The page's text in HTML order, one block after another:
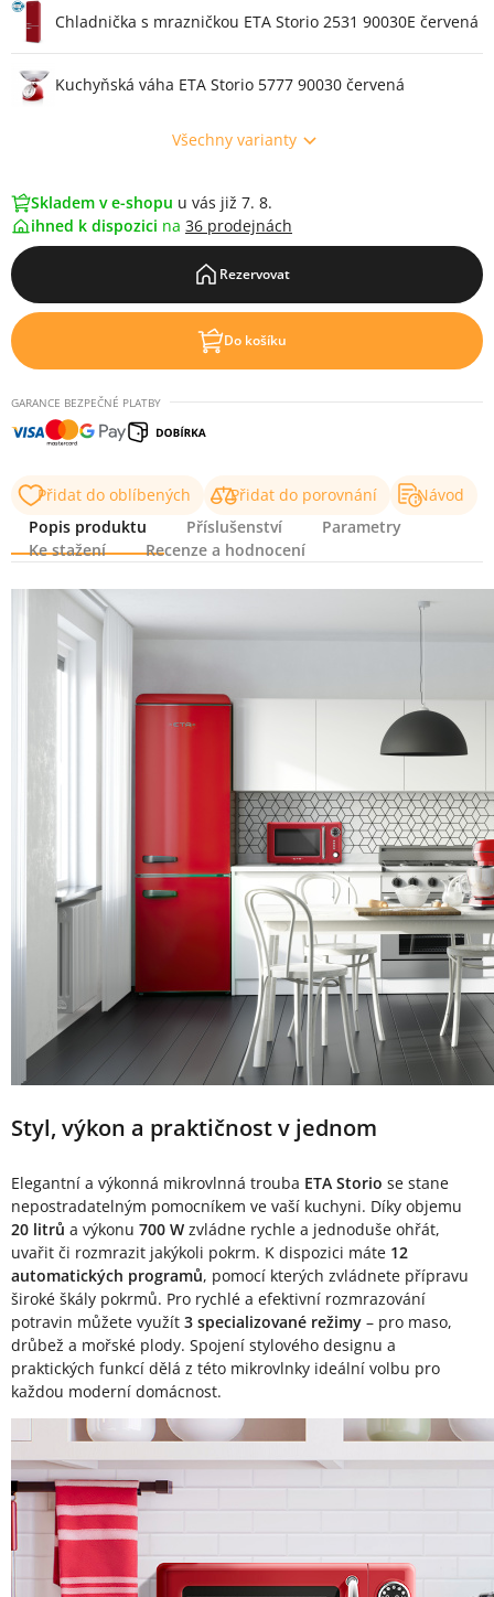
Chladnička s mrazničkou ETA Storio 2531 90030E červená
Kuchyňská váha ETA Storio 5777 90030 červená
Všechny varianty
Skladem v e-shopu u vás již 7. 8.
ihned k dispozici na 36 prodejnách
Rezervovat
Do košíku
GARANCE BEZPEČNÉ PLATBY
Přidat do oblíbených Přidat do porovnání
Návod
Popis produktu
Příslušenství
Parametry
Ke stažení
Recenze a hodnocení
Popis produktu
Styl, výkon a praktičnost v jednom
Elegantní a výkonná mikrovlnná trouba ETA Storio se stane
nepostradatelným pomocníkem ve vaší kuchyni. Díky objemu
20 litrů a výkonu 700 W zvládne rychle a jednoduše ohřát,
uvařit či rozmrazit jakýkoli pokrm. K dispozici máte 12
automatických programů, pomocí kterých zvládnete přípravu
široké škály pokrmů. Pro rychlé a efektivní rozmrazování
potravin můžete využít 3 specializované režimy – pro maso,
drůbež a mořské plody. Spojení stylového designu a
praktických funkcí dělá z této mikrovlnky ideální volbu pro
každou moderní domácnost.